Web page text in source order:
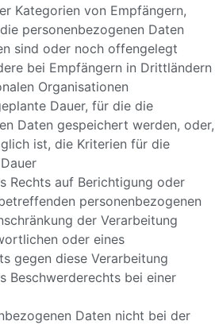
Kategorien von Empfängern,
personenbezogenen Daten
sind oder noch offengelegt
bei Empfängern in Drittländern
Organisationen
Dauer, für die die
Daten gespeichert werden, oder,
ist, die Kriterien für die
Rechts auf Berichtigung oder
personenbezogenen
der Verarbeitung
oder eines
gegen diese Verarbeitung
Beschwerderechts bei einer
Daten nicht bei der